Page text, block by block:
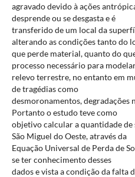
agravado devido à ações
desprende ou se desgasta e é
transferido de um local da
alterando as condições tanto do
que perde material, quanto do
processo necessário para
relevo terrestre, no entanto em
de tragédias como
desmoronamentos, degradações
Portanto o estudo teve como
objetivo calcular a quantidade
São Miguel do Oeste, através da
Equação Universal de Perda de
se ter conhecimento desses
dados e vista a condição da falta